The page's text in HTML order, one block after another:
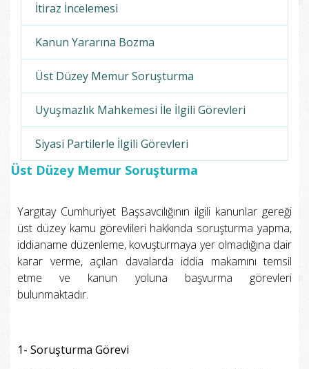
İtiraz İncelemesi
Kanun Yararına Bozma
Üst Düzey Memur Soruşturma
Uyuşmazlık Mahkemesi İle İlgili Görevleri
Siyasi Partilerle İlgili Görevleri
Üst Düzey Memur Soruşturma
Yargıtay Cumhuriyet Başsavcılığının ilgili kanunlar gereği
üst düzey kamu görevlileri hakkında soruşturma yapma,
iddianame düzenleme, kovuşturmaya yer olmadığına dair
karar verme, açılan davalarda iddia makamını temsil
etme ve kanun yoluna başvurma görevleri
bulunmaktadır.
1- Soruşturma Görevi